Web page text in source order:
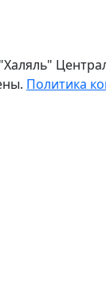
Политика